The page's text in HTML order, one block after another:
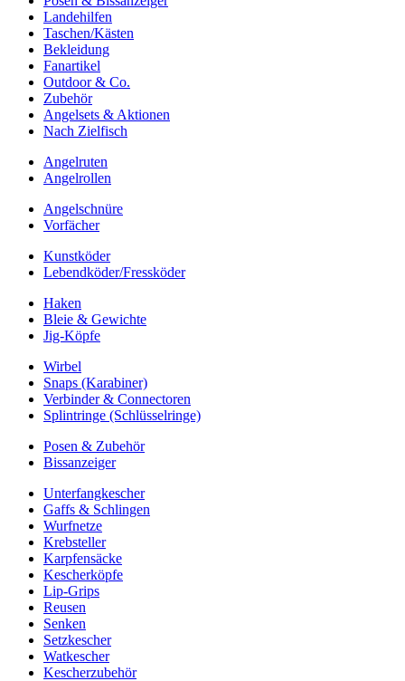
Landehilfen
Taschen/Kästen
Bekleidung
Fanartikel
Outdoor & Co.
Zubehör
Angelsets & Aktionen
Nach Zielfisch
Angelruten
Angelrollen
Angelschnüre
Vorfächer
Kunstköder
Lebendköder/Fressköder
Haken
Bleie & Gewichte
Jig-Köpfe
Wirbel
Snaps (Karabiner)
Verbinder & Connectoren
Splintringe (Schlüsselringe)
Posen & Zubehör
Bissanzeiger
Unterfangkescher
Gaffs & Schlingen
Wurfnetze
Krebsteller
Karpfensäcke
Kescherköpfe
Lip-Grips
Reusen
Senken
Setzkescher
Watkescher
Kescherzubehör